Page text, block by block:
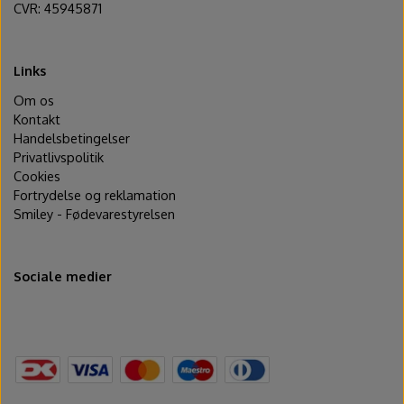
CVR: 45945871
Links
Om os
Kontakt
Handelsbetingelser
Privatlivspolitik
Cookies
Fortrydelse og reklamation
Smiley - Fødevarestyrelsen
Sociale medier